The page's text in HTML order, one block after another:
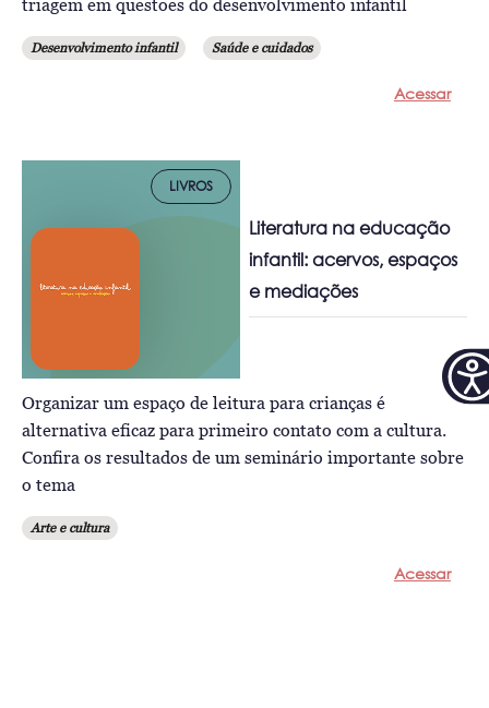
triagem em questões do desenvolvimento infantil
Desenvolvimento infantil Saúde e cuidados
Acessar
LIVROS
Literatura na educação
infantil: acervos, espaços
e mediações
Organizar um espaço de leitura para crianças é
alternativa eficaz para primeiro contato com a cultura.
Confira os resultados de um seminário importante sobre
o tema
Arte e cultura
Acessar